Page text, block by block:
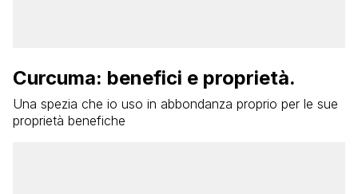
Curcuma: benefici e proprietà.
Una spezia che io uso in abbondanza proprio per le sue
proprietà benefiche